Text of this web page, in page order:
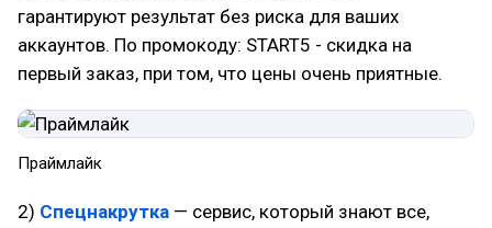
гарантируют результат без риска для ваших
аккаунтов. По промокоду: START5 - скидка на
первый заказ, при том, что цены очень приятные.
Праймлайк
2) Спецнакрутка — сервис, который знают все,